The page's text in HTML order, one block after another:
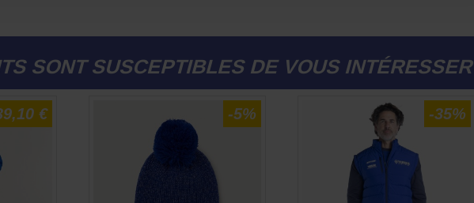
SONT SUSCEPTIBLES DE VOUS INTÉRESSER
€ -5% -35%